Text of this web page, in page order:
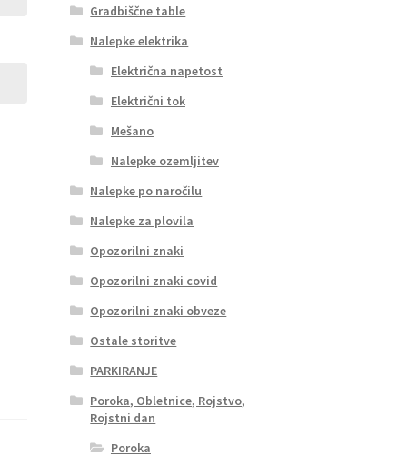
Gradbiščne table
Nalepke elektrika
Električna napetost
Električni tok
Mešano
Nalepke ozemljitev
Nalepke po naročilu
Nalepke za plovila
Opozorilni znaki
Opozorilni znaki covid
Opozorilni znaki obveze
Ostale storitve
PARKIRANJE
Poroka, Obletnice, Rojstvo,
Rojstni dan
Poroka